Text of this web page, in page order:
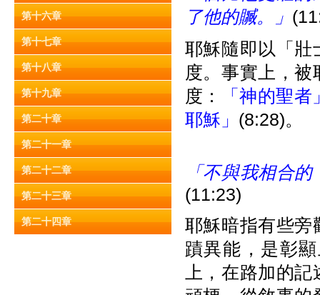
第十六章
第十七章
第十八章
第十九章
第二十章
第二十一章
第二十二章
第二十三章
第二十四章
了他的贓。」
耶穌隨即以「壯
度。事實上，
度：
「神的聖者
耶穌」 (8:28)。
「不與我相合
(11:23)
耶穌暗指有些旁
蹟異能，是彰
上，在路加的